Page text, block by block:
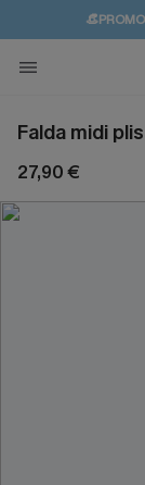
Falda midi
27,90 €